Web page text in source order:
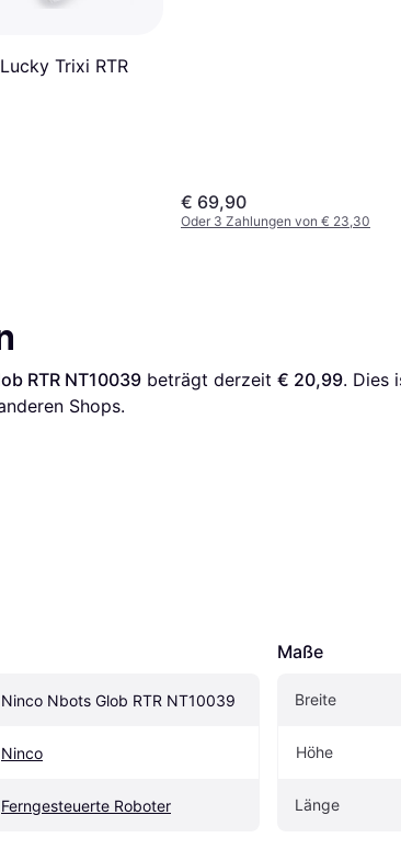
Trixi RTR
€ 69,90
Oder 3 Zahlungen von € 23,30
RTR NT10039 beträgt derzeit € 20,99. Dies
Shops.
Ninco Nbots Glob RTR NT10039
Ninco
Ferngesteuerte Roboter
Maße
Breite
Höhe
Länge